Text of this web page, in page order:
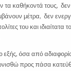
καθήκοντά τους,
μέτρα, δεν
του και ιδιαίτατα
όσα από
προς πάσα